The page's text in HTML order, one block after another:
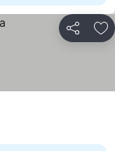
Dela